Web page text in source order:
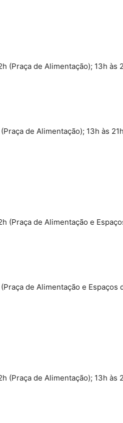
(Praça de Alimentação); 13h às
de Alimentação); 13h às
(Praça de Alimentação e
de Alimentação e Espaços
(Praça de Alimentação); 13h às